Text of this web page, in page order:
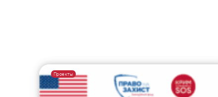
Проекты